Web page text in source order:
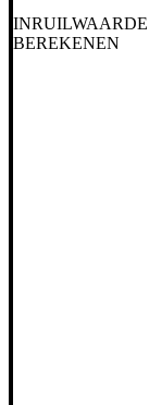
INRUILWAARDE
BEREKENEN